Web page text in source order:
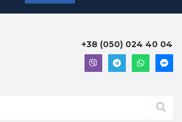
+38 (050) 024 40 04